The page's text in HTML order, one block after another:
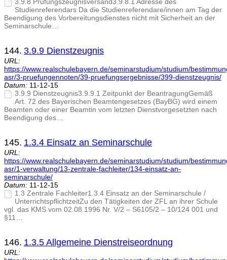
3.9.8 Prüfungszeugnisversand3.9.8.1 Adresse des
Studienreferendars Da die Studienreferendare/innen am Tag der
Beendigung des Vorbereitungsdienstes nicht mit Sicherheit an der
Seminarschule…
144. 3.9.9 Dienstzeugnis
URL:
https://www.realschulebayern.de/seminarstudium/studium/
asr/3-pruefungennoten/39-pruefungsergebnisse/399-dienstzeugnis/
Datum: 11-12-15
3.9.9 Dienstzeugnis3.9.9.1 Zeitpunkt der BeantragungGemäß
Art. 72 des Bayerischen Beamtengesetzes (BayBG) wird einem
Beamten oder einer Beamtin vom letzten Dienstvorgesetzten nach
Beendigung des…
145. 1.3.4 Einsatz an Seminarschule
URL:
https://www.realschulebayern.de/seminarstudium/studium/
asr/1-verwaltung/13-zentrale-fachleiter/134-einsatz-an-
seminarschule/
Datum: 11-12-15
1.3 Zentrale Fachleiter1.3.4 Einsatz an der Seminarschule /
UnterrichtspflichtzeitZu den Tätigkeiten der ZFL an ihrer Schule
vgl. das KMS vom 02.08.1996 Nr. V/2 – S6105/2 – 10/124 001 und
§11…
146. 1.3.5 Allgemeine Dienstreiseordnung
URL: